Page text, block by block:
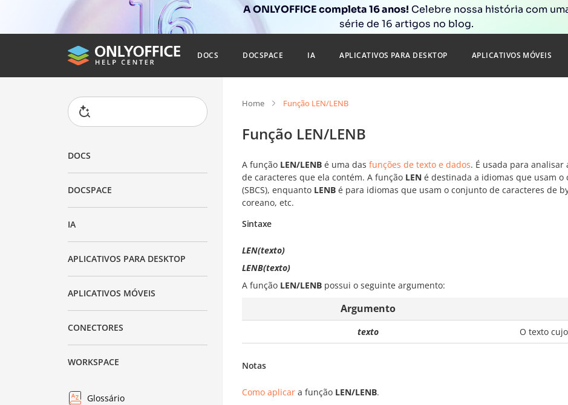
A ONLYOFFICE completa 16 anos! Celebre nossa história com
série de 16 artigos no blog.
DOCS DOCSPACE IA APLICATIVOS PARA DESKTOP APLICATIVOS MÓVEIS
DOCS
DOCSPACE
IA
APLICATIVOS PARA DESKTOP
APLICATIVOS MÓVEIS
CONECTORES
WORKSPACE
Glossário
Home Função LEN/LENB
Função LEN/LENB
A função LEN/LENB é uma das funções de texto e dados. É usada para
de caracteres que ela contém. A função LEN é destinada a idiomas que usam
(SBCS), enquanto LENB é para idiomas que usam o conjunto de caracteres de
coreano, etc.
Sintaxe
LEN(texto)
LENB(texto)
A função LEN/LENB possui o seguinte argumento:
Argumento
texto O texto
Notas
Como aplicar a função LEN/LENB.